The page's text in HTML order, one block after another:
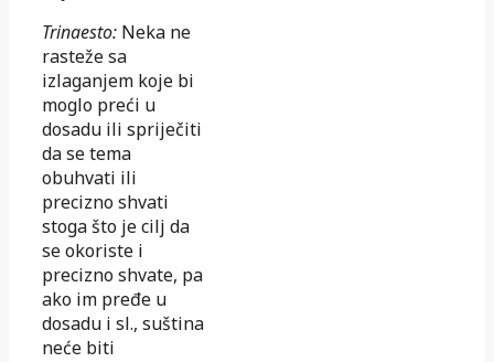
Trinaesto: Neka ne
rasteže sa
izlaganjem koje bi
moglo preći u
dosadu ili spriječiti
da se tema
obuhvati ili
precizno shvati
stoga što je cilj da
se okoriste i
precizno shvate, pa
ako im pređe u
dosadu i sl., suština
neće biti